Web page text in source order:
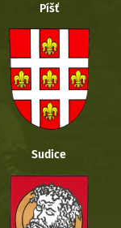
Píšť
Sudice